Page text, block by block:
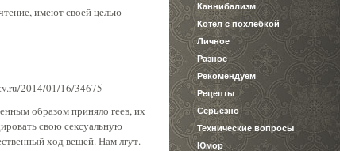
Каннибализм
Котёл с похлёбкой
Личное
Разное
Рекомендуем
Рецепты
Серьёзно
Технические вопросы
Юмор
имеют своей целью
2014/01/16/34675
образом приняло геев, их
свою сексуальную
ход вещей. Нам лгут.